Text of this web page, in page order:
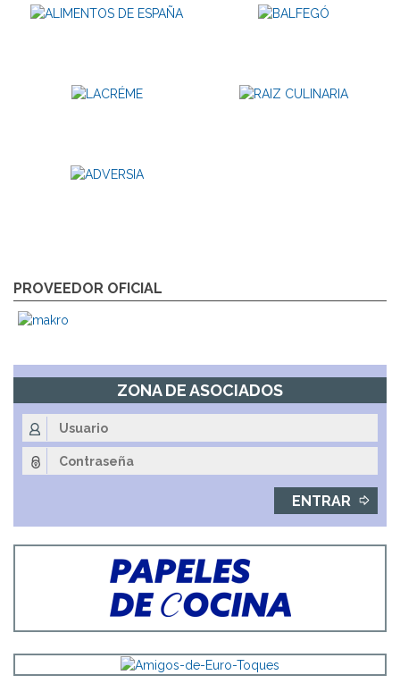
PROVEEDOR OFICIAL
ZONA DE ASOCIADOS